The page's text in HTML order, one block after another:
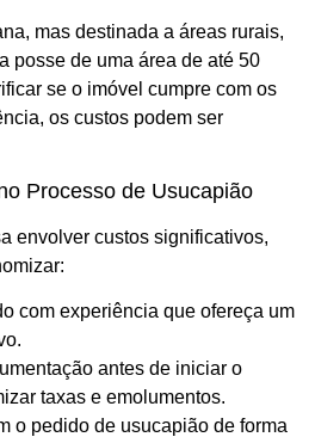
mas destinada a áreas rurais,
posse de uma área de até 50
se o imóvel cumpre com os
os custos podem ser
Processo de Usucapião
envolver custos significativos,
com experiência que ofereça um
antes de iniciar o
taxas e emolumentos.
o pedido de usucapião de forma